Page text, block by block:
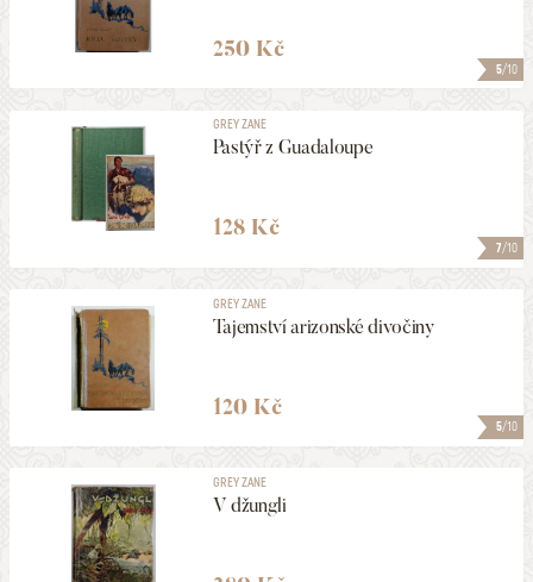
5/10
250 Kč
7/10
GREY ZANE
Pastýř z Guadaloupe
128 Kč
5/10
GREY ZANE
Tajemství arizonské divočiny
120 Kč
GREY ZANE
V džungli